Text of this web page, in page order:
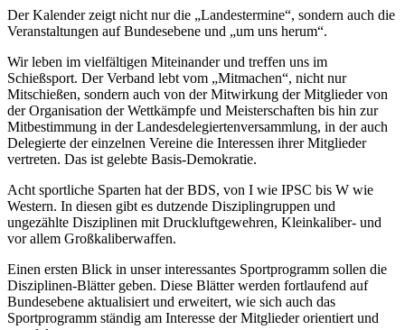
Der Kalender zeigt nicht nur die „Landestermine“, sondern auch die
Veranstaltungen auf Bundesebene und „um uns herum“.
Wir leben im vielfältigen Miteinander und treffen uns im
Schießsport. Der Verband lebt vom „Mitmachen“, nicht nur
Mitschießen, sondern auch von der Mitwirkung der Mitglieder von
der Organisation der Wettkämpfe und Meisterschaften bis hin zur
Mitbestimmung in der Landesdelegiertenversammlung, in der auch
Delegierte der einzelnen Vereine die Interessen ihrer Mitglieder
vertreten. Das ist gelebte Basis-Demokratie.
Acht sportliche Sparten hat der BDS, von I wie IPSC bis W wie
Western. In diesen gibt es dutzende Disziplingruppen und
ungezählte Disziplinen mit Druckluftgewehren, Kleinkaliber- und
vor allem Großkaliberwaffen.
Einen ersten Blick in unser interessantes Sportprogramm sollen die
Disziplinen-Blätter geben. Diese Blätter werden fortlaufend auf
Bundesebene aktualisiert und erweitert, wie sich auch das
Sportprogramm ständig am Interesse der Mitglieder orientiert und